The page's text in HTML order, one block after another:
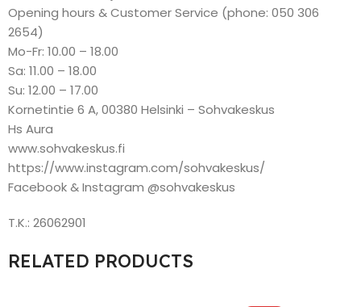
Opening hours & Customer Service (phone: 050 306
2654)
Mo-Fr: 10.00 – 18.00
Sa: 11.00 – 18.00
Su: 12.00 – 17.00
Kornetintie 6 A, 00380 Helsinki – Sohvakeskus
Hs Aura
www.sohvakeskus.fi
https://www.instagram.com/sohvakeskus/
Facebook & Instagram @sohvakeskus
T.K.: 26062901
RELATED PRODUCTS